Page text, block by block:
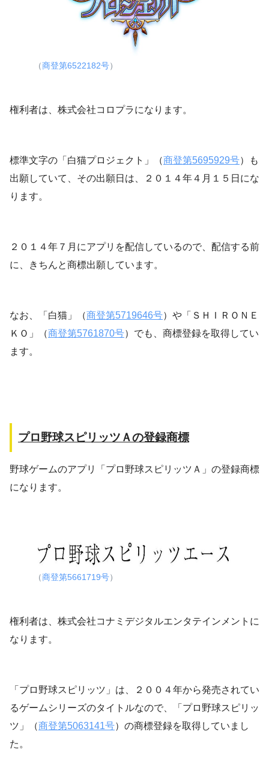
（商登第6522182号）
権利者は、株式会社コロプラになります。
標準文字の「白猫プロジェクト」（商登第5695929号）も
出願していて、その出願日は、２０１４年４月１５日にな
ります。
２０１４年７月にアプリを配信しているので、配信する前
に、きちんと商標出願しています。
なお、「白猫」（商登第5719646号）や「ＳＨＩＲＯＮＥ
ＫＯ」（商登第5761870号）でも、商標登録を取得してい
ます。
プロ野球スピリッツＡの登録商標
野球ゲームのアプリ「プロ野球スピリッツＡ」の登録商標
になります。
（商登第5661719号）
権利者は、株式会社コナミデジタルエンタテインメントに
なります。
「プロ野球スピリッツ」は、２００４年から発売されてい
るゲームシリーズのタイトルなので、「プロ野球スピリッ
ツ」（商登第5063141号）の商標登録を取得していまし
た。